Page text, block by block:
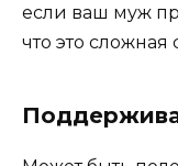
если ваш муж
что это сложная